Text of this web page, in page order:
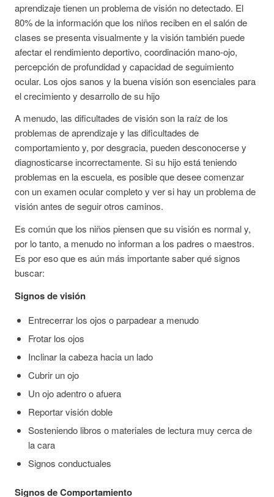
aprendizaje tienen un problema de visión no detectado. El
80% de la información que los niños reciben en el salón de
clases se presenta visualmente y la visión también puede
afectar el rendimiento deportivo, coordinación mano-ojo,
percepción de profundidad y capacidad de seguimiento
ocular. Los ojos sanos y la buena visión son esenciales para
el crecimiento y desarrollo de su hijo
A menudo, las dificultades de visión son la raíz de los
problemas de aprendizaje y las dificultades de
comportamiento y, por desgracia, pueden desconocerse y
diagnosticarse incorrectamente. Si su hijo está teniendo
problemas en la escuela, es posible que desee comenzar
con un examen ocular completo y ver si hay un problema de
visión antes de seguir otros caminos.
Es común que los niños piensen que su visión es normal y,
por lo tanto, a menudo no informan a los padres o maestros.
Es por eso que es aún más importante saber qué signos
buscar:
Signos de visión
Entrecerrar los ojos o parpadear a menudo
Frotar los ojos
Inclinar la cabeza hacia un lado
Cubrir un ojo
Un ojo adentro o afuera
Reportar visión doble
Sosteniendo libros o materiales de lectura muy cerca de
la cara
Signos conductuales
Signos de Comportamiento